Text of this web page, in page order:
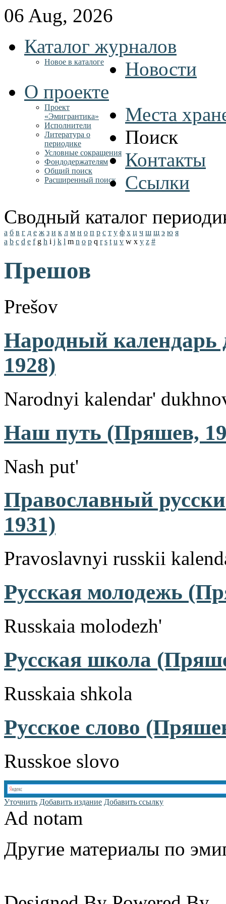
06 Aug, 2026
Каталог журналов
Новое в каталоге
Новости
О проекте
Проект
«Эмигрантика»
Исполнители
Литература о
периодике
Условные сокращения
Фондодержателям
Места
Поиск
Общий поиск
Расширенный поиск
Контакты
Ссылки
Сводный каталог
а б в г д е ж з и к л м н о п р с т у ф х ц ч ш щ э ю я
a b c d e f g h i j k l m n o p q r s t u v w x y z #
Прешов
Prešov
Народный календарь
1928)
Narodnyi kalendar'
Наш путь (Пряшев,
Nash put'
Православный
1931)
Pravoslavnyi russkii
Русская молодежь
Russkaia molodezh'
Русская школа
Russkaia shkola
Русское слово
Russkoe slovo
Уточнить Добавить издание Добавить ссылку
Ad notam
Другие материалы по